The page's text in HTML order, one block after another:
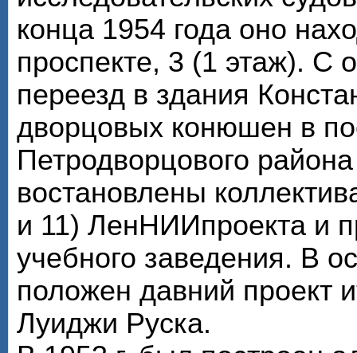
конца 1954 года оно
проспекте, 3 (1 этаж). С
переезд в здания
дворцовых конюшен в
Петродворцового
востановлены
и 11) ЛенНИИпроекта и
учебного заведения. В
положен давний проект
Луиджи Руска.